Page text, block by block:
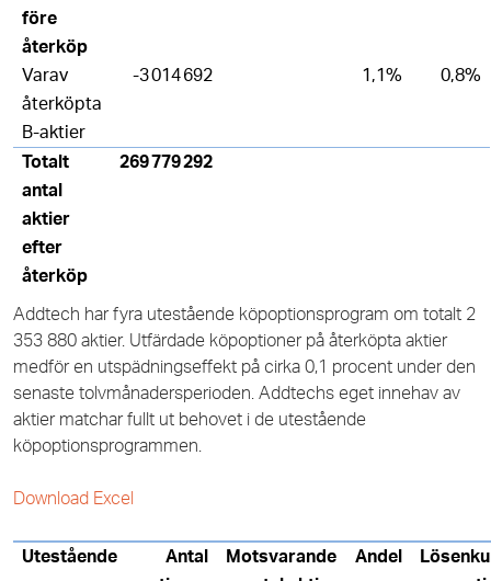
före
återköp
Varav
återköpta
B-aktier
-3 014 692 1,1% 0,8%
Totalt
antal
aktier
efter
återköp
269 779 292
Addtech har fyra utestående köpoptionsprogram om totalt 2
353 880 aktier. Utfärdade köpoptioner på återköpta aktier
medför en utspädningseffekt på cirka 0,1 procent under den
senaste tolvmånadersperioden. Addtechs eget innehav av
aktier matchar fullt ut behovet i de utestående
köpoptionsprogrammen.
Download Excel
Utestående
Antal
Motsvarande
Andel